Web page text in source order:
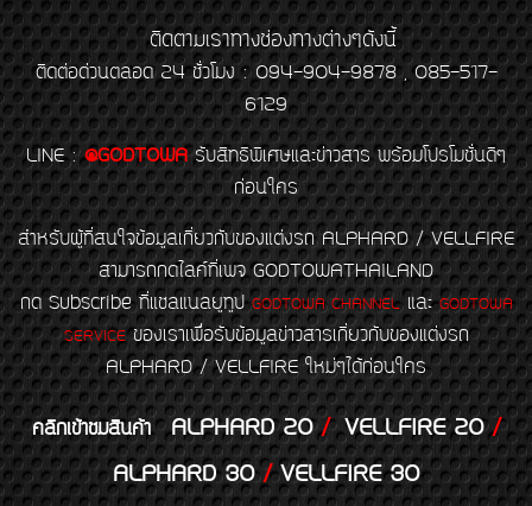
ติดตามเราทางช่องทางต่างๆดังนี้
ติดต่อด่วนตลอด 24 ชั่วโมง : 094-904-9878 , 085-517-
6129
LINE : @GODTOWA รับสิทธิพิเศษและข่าวสาร พร้อมโปรโมชั่นดีๆ
ก่อนใคร
สำหรับผู้ที่สนใจข้อมูลเกี่ยวกับของแต่งรถ ALPHARD / VELLFIRE
สามารถกดไลค์ที่เพจ GODTOWATHAILAND
กด Subscribe ที่แชลแนลยูทูป GODTOWA CHANNELและGODTOWA
SERVICEของเราเพื่อรับข้อมูลข่าวสารเกี่ยวกับของแต่งรถ
ALPHARD / VELLFIRE ใหม่ๆได้ก่อนใคร
คลิกเข้าชมสินค้า ALPHARD 20/VELLFIRE 20/
ALPHARD 30/VELLFIRE 30